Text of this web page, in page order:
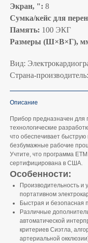
Экран, ": 8
Сумка/кейс для
Память: 100 ЭКГ
Размеры (Ш×В×Г),
Вид:
Страна-
Описание
Прибор предназначен для
технологические
что обеспечивает
безбумажные рабочие
Учтите, что программа
сертифицирована в США.
Особенности:
Производительность и
портативном
Быстрая и безопасная
Различные
автоматической
критериев Сиэтла,
артериальной